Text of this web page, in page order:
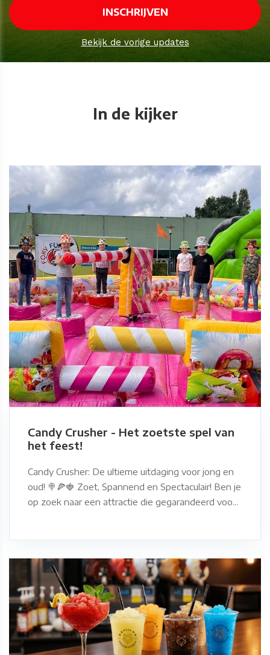
Bekijk de vorige updates
In de kijker
Candy Crusher - Het zoetste spel van
het feest!
Candy Crusher: De ultieme uitdaging voor jong en
oud! 🍭🍕🍓 Zoet, Spannend en Spectaculair! Ben je
op zoek naar een attractie die gegarandeerd voo...